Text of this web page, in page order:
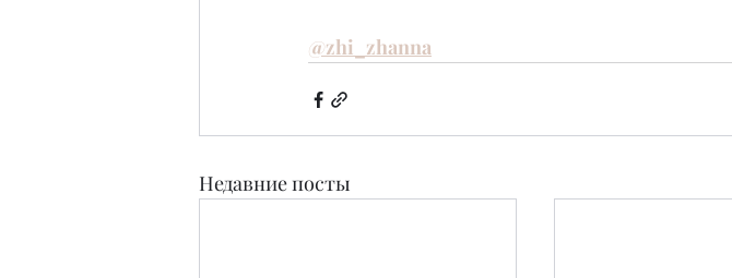
@zhi_zhanna
Недавние посты